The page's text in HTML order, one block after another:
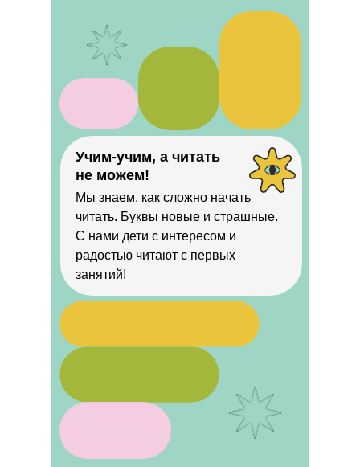
Мы знаем, как сложно начать
читать. Буквы новые и страшные.
С нами дети с интересом и
радостью читают с первых
занятий!
Учим-учим, а читать
не можем!